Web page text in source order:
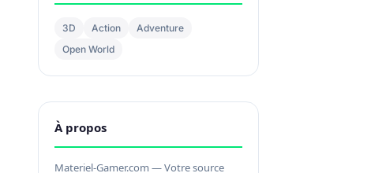
3D Action
Adventure
Open World
À propos
Materiel-Gamer.com — Votre source